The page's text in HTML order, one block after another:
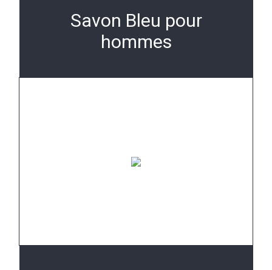
Savon Bleu pour
hommes